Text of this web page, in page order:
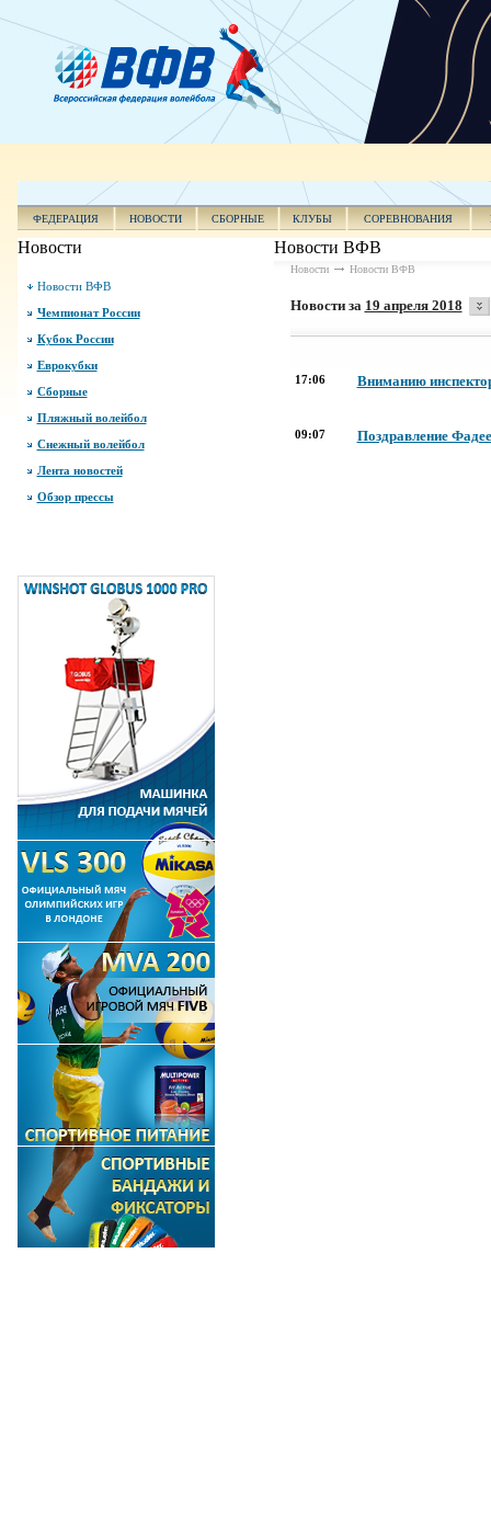
ФЕДЕРАЦИЯ НОВОСТИ СБОРНЫЕ КЛУБЫ СОРЕВНОВАНИЯ
Новости
Новости ВФВ
Чемпионат России
Кубок России
Еврокубки
Сборные
Пляжный волейбол
Снежный волейбол
Лента новостей
Обзор прессы
Новости ВФВ
Новости Новости ВФВ
Новости за 19 апреля 2018
17:06 Вниманию
09:07 Поздравление